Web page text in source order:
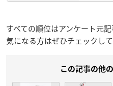
すべての順位はアンケート元
気になる方はぜひチェックし
この記事の他